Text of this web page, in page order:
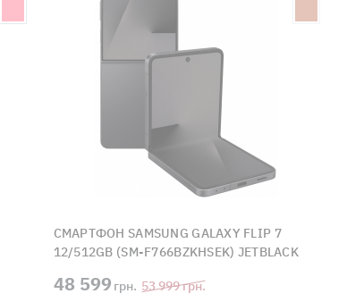
СМАРТФОН SAMSUNG GALAXY FLIP 7
12/512GB (SM-F766BZKHSEK) JETBLACK
53 999грн.
48 599 грн.